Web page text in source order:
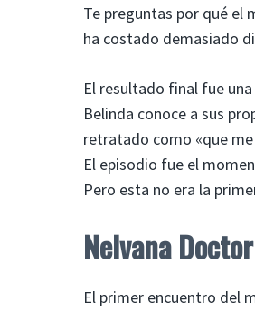
Te preguntas por qué el
ha costado demasiado
El resultado final fue
Belinda conoce a sus
retratado como «que
El episodio fue el
Pero esta no era la
Nelvana
El primer encuentro del